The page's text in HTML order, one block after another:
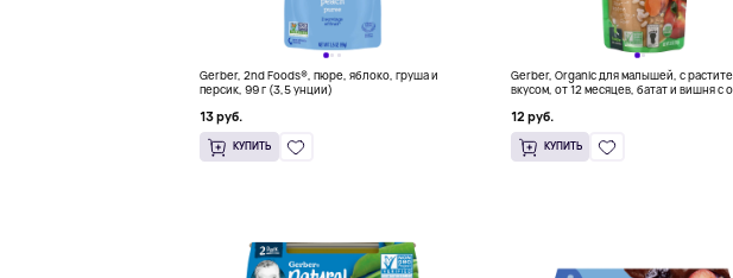
Gerber, 2nd Foods®, пюре, яблоко, груша и
персик, 99 г (3,5 унции)
13 руб.
КУПИТЬ
Gerber, Organic для малышей, с
вкусом, от 12 месяцев, батат и вишня с
12 руб.
КУПИТЬ